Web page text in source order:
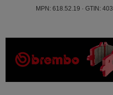
MPN: 618.52.19 · GTIN: